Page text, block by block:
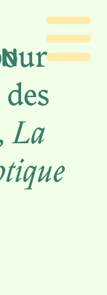
La